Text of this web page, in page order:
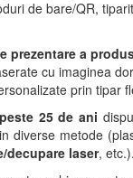
de bare/QR,
prezentare a
cu imaginea
prin tipar
25 de ani
diverse metode
decupare laser,